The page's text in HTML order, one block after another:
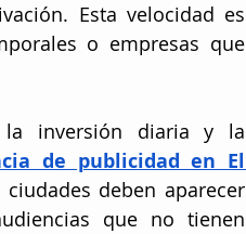
Esta velocidad es
o empresas que
inversión diaria y la
de publicidad en El
deben aparecer
que no tienen